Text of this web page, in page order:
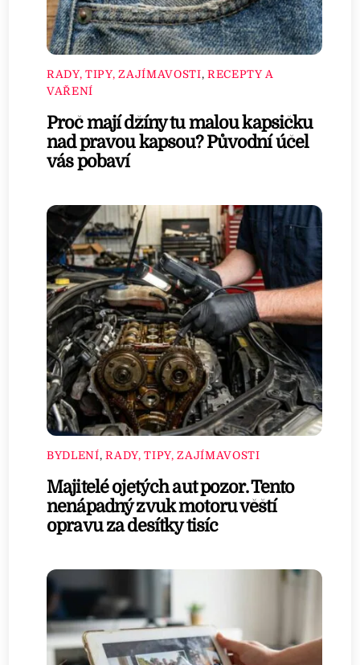
RADY, TIPY, ZAJÍMAVOSTI, RECEPTY A
VAŘENÍ
Proč mají džíny tu malou kapsičku
nad pravou kapsou? Původní účel
vás pobaví
BYDLENÍ,RADY, TIPY, ZAJÍMAVOSTI
Majitelé ojetých aut pozor. Tento
nenápadný zvuk motoru věští
opravu za desítky tisíc